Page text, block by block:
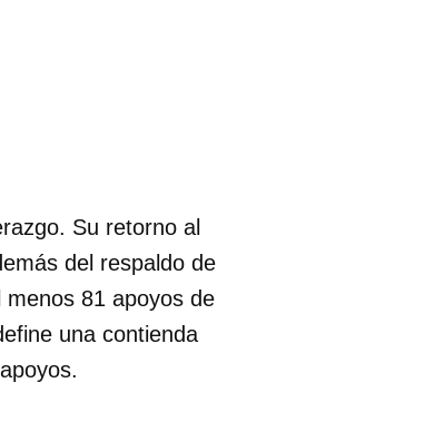
Su retorno al
del respaldo de
81 apoyos de
una contienda